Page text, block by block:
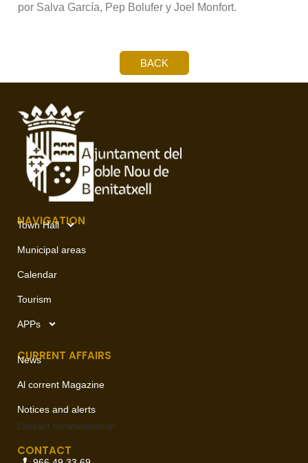
por Salva García, Pep Bolufer y Joel Monfort.
BACK
NAVIGATION
Town Hall
Municipal areas
Calendar
Tourism
APPs
CURRENT AFFAIRS
News
Al corrent Magazine
Notices and alerts
Contact communication
CONTACT